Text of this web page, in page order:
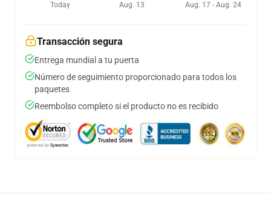
Today
Aug. 13
Aug. 17 - Aug. 24
Transacción segura
Entrega mundial a tu puerta
Número de seguimiento proporcionado para todos los
paquetes
Reembolso completo si el producto no es recibido